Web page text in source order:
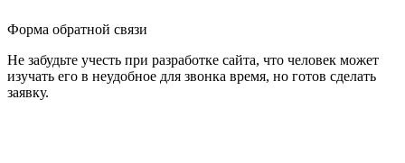
Форма обратной связи
Не забудьте учесть при разработке сайта, что человек может
изучать его в неудобное для звонка время, но готов сделать
заявку.